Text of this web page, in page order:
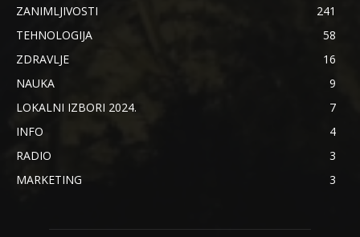
ZANIMLJIVOSTI
241
TEHNOLOGIJA
58
ZDRAVLJE
16
NAUKA
9
LOKALNI IZBORI 2024.
7
INFO
4
RADIO
3
MARKETING
3